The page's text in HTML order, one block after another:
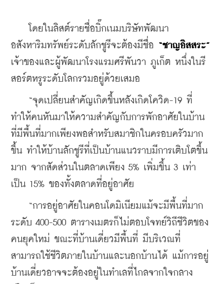
โดยในลิสต์รายชื่อบิ๊กเนมบริษัทพัฒนา
อสังหาริมทรัพย์ระดับลักชูรีจะต้องมีชื่อ “ชาญอิสสระ”
เจ้าของและผู้พัฒนาโรงแรมศรีพันวา ภูเก็ต หนึ่งในรี
สอร์ตหรูระดับโลกรวมอยู่ด้วยเสมอ
“จุดเปลี่ยนสำคัญเกิดขึ้นหลังเกิดโควิด-19 ที่
ทำให้คนหันมาให้ความสำคัญกับการพักอาศัยในบ้าน
ที่มีพื้นที่มากเพียงพอสำหรับสมาชิกในครอบครัวมาก
ขึ้น ทำให้บ้านลักชูรีที่เป็นบ้านแนวราบมีการเติบโตขึ้น
มาก จากสัดส่วนในตลาดเพียง 5% เพิ่มขึ้น 3 เท่า
เป็น 15% ของทั้งตลาดที่อยู่อาศัย
“การอยู่อาศัยในคอนโดมิเนียมแม้จะมีพื้นที่มาก
ระดับ 400-500 ตารางเมตรก็ไม่ตอบโจทย์วิถีชีวิตของ
คนยุคใหม่ ขณะที่บ้านเดี่ยวมีพื้นที่ มีบริเวณที่
สามารถใช้ชีวิตภายในบ้านและนอกบ้านได้ แม้การอยู่
บ้านเดี่ยวอาจจะต้องอยู่ในทำเลที่ไกลจากใจกลาง